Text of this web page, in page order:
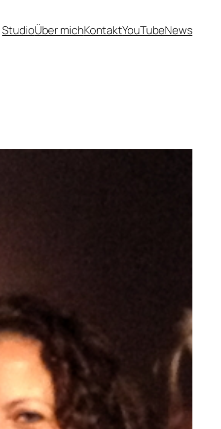
StudioÜber michKontaktYouTubeNews